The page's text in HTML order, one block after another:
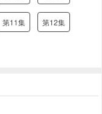
第11集 第12集